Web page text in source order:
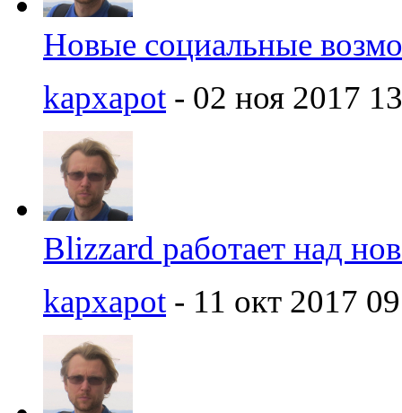
Новые социальные
kapxapot - 02 ноя 2017
Blizzard работает над
kapxapot - 11 окт 2017